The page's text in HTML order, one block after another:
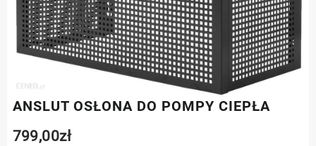
ANSLUT OSŁONA DO POMPY CIEPŁA
799,00zł